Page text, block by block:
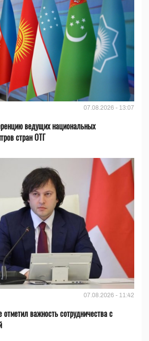
07.08.2026 - 13:07
ведущих национальных
стран ОТГ
07.08.2026 - 11:42
важность сотрудничества с